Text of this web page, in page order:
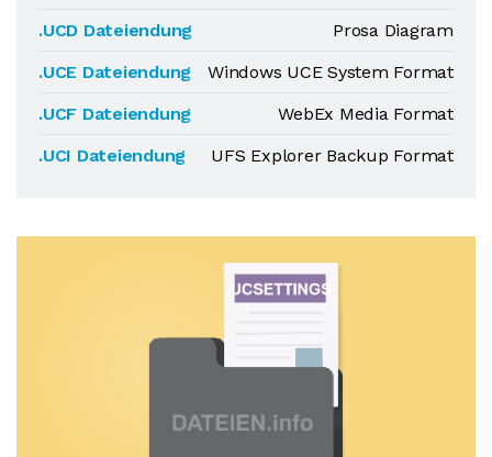
.UCD Dateiendung
Prosa Diagram
.UCE Dateiendung
Windows UCE System Format
.UCF Dateiendung
WebEx Media Format
.UCI Dateiendung
UFS Explorer Backup Format